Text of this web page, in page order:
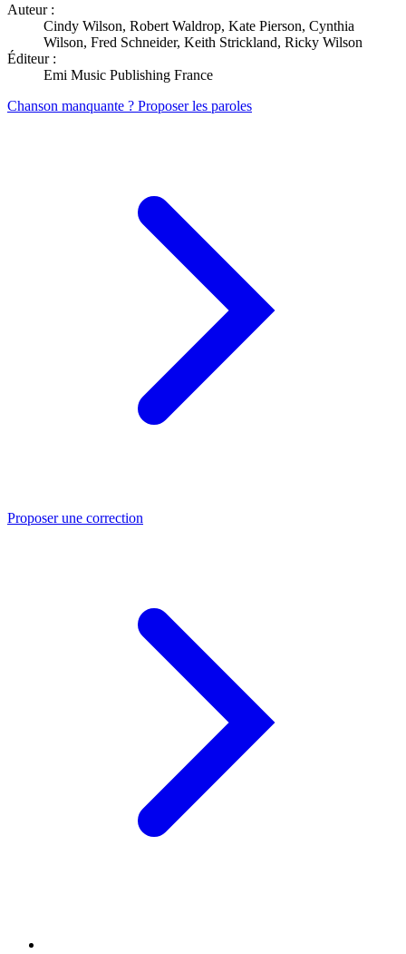
Auteur :
Cindy Wilson, Robert Waldrop, Kate Pierson, Cynthia
Wilson, Fred Schneider, Keith Strickland, Ricky Wilson
Éditeur :
Emi Music Publishing France
Chanson manquante ? Proposer les paroles
Proposer une correction